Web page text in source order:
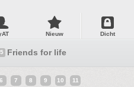
Nieuw Dicht
Friends for life
6 7 8 9 10 11